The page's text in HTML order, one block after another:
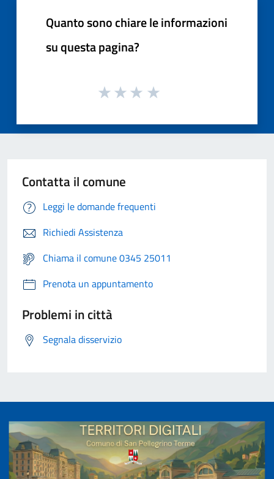
Quanto sono chiare le informazioni
su questa pagina?
Contatta il comune
Leggi le domande frequenti
Richiedi Assistenza
Chiama il comune 0345 25011
Prenota un appuntamento
Problemi in città
Segnala disservizio